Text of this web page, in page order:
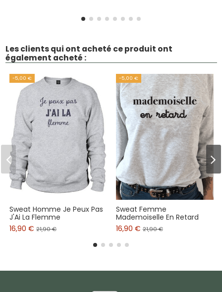
Les clients qui ont acheté ce produit ont
également acheté :
-5,00 €
Sweat Homme Je Peux Pas
J'Ai La Flemme
16,90 €21,90 €
-5,00 €
Sweat Femme
Mademoiselle En Retard
16,90 €21,90 €